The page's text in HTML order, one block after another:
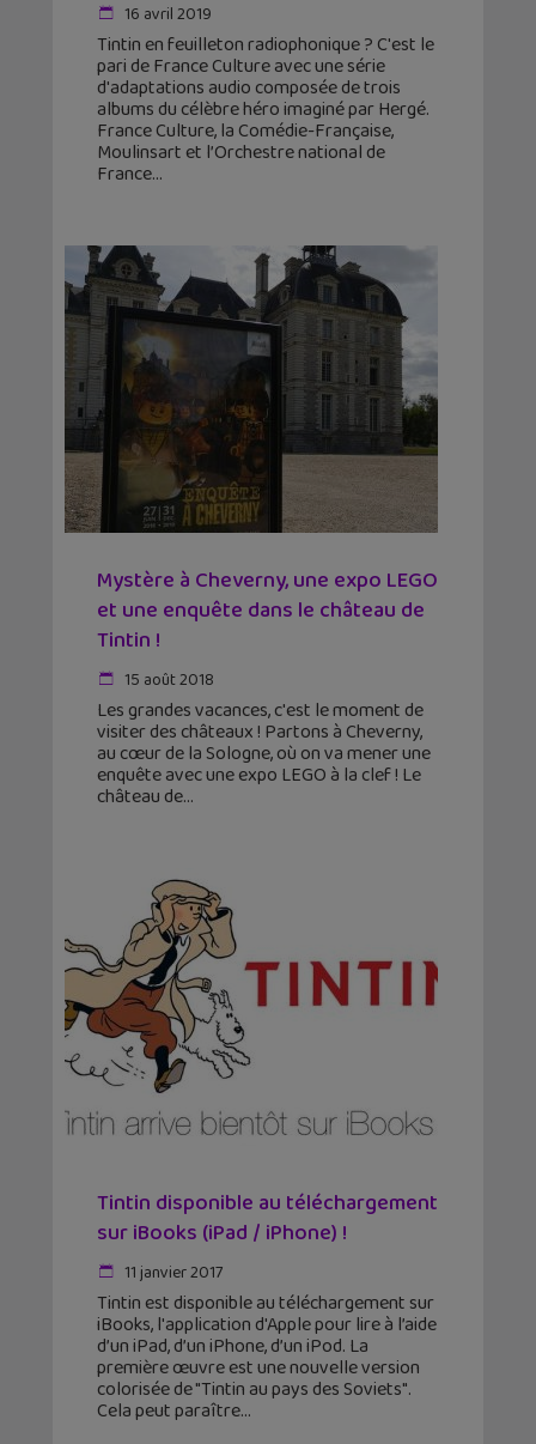
16 avril 2019
Tintin en feuilleton radiophonique ? C'est le
pari de France Culture avec une série
d'adaptations audio composée de trois
albums du célèbre héro imaginé par Hergé.
France Culture, la Comédie-Française,
Moulinsart et l’Orchestre national de
France
Mystère à Cheverny, une expo LEGO
et une enquête dans le château de
Tintin !
15 août 2018
Les grandes vacances, c'est le moment de
visiter des châteaux ! Partons à Cheverny,
au cœur de la Sologne, où on va mener une
enquête avec une expo LEGO à la clef ! Le
château de
Tintin disponible au téléchargement
sur iBooks (iPad / iPhone) !
11 janvier 2017
Tintin est disponible au téléchargement sur
iBooks, l'application d'Apple pour lire à l’aide
d’un iPad, d’un iPhone, d’un iPod. La
première œuvre est une nouvelle version
colorisée de "Tintin au pays des Soviets".
Cela peut paraître